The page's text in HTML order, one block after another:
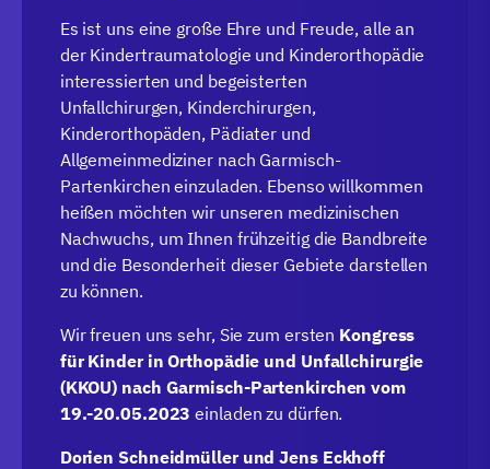
Es ist uns eine große Ehre und Freude, alle an
der Kindertraumatologie und Kinderorthopädie
interessierten und begeisterten
Unfallchirurgen, Kinderchirurgen,
Kinderorthopäden, Pädiater und
Allgemeinmediziner nach Garmisch-
Partenkirchen einzuladen. Ebenso willkommen
heißen möchten wir unseren medizinischen
Nachwuchs, um Ihnen frühzeitig die Bandbreite
und die Besonderheit dieser Gebiete darstellen
zu können.
Wir freuen uns sehr, Sie zum ersten Kongress
für Kinder in Orthopädie und Unfallchirurgie
(KKOU) nach Garmisch-Partenkirchen vom
19.-20.05.2023einladen zu dürfen.
Dorien Schneidmüller und Jens Eckhoff